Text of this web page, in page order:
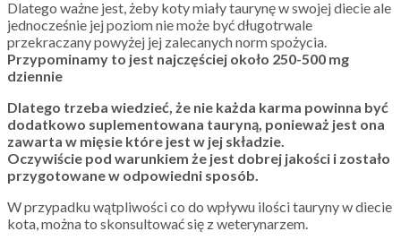
Dlatego ważne jest, żeby koty miały taurynę w swojej diecie ale
jednocześnie jej poziom nie może być długotrwale
przekraczany powyżej jej zalecanych norm spożycia.
Przypominamy to jest najczęściej około 250-500 mg
dziennie
Dlatego trzeba wiedzieć, że nie każda karma powinna być
dodatkowo suplementowana tauryną, ponieważ jest ona
zawarta w mięsie które jest w jej składzie.
Oczywiście pod warunkiem że jest dobrej jakości i zostało
przygotowane w odpowiedni sposób.
W przypadku wątpliwości co do wpływu ilości tauryny w diecie
kota, można to skonsultować się z weterynarzem.